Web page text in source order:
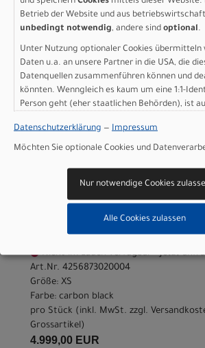
Lieferbar in ca. 5-8 Werktagen
Art.Nr. 4256873020010
Farbe: carbon black
pro Stück (inkl. MwSt. zzgl.
Grossartikel
4.999,00 EUR
Scott Addict
carbon black - XS
Modelljahr 2026
Nicht im Laden verfügbar - Jetzt
Art.Nr. 4256873020004
Größe: XS
Farbe: carbon black
pro Stück (inkl. MwSt. zzgl.
Grossartikel)
4.999,00 EUR
Betrieb der Website und aus
unbedingt notwendig, andere sind optional.
Unter Nutzung optionaler Cookies
Daten u.a. an unsere Partner in die USA, die
Datenquellen zusammenführen können und
könnten. Wenngleich es kaum um eine 1:1-
Person geht (eher staatlichen Behörden), ist
sind wie bei uns in der Europäischen Union.
Datenschutzerklärung — Impressum
Möchten Sie optionale Cookies und
Nur notwendige Cookies
Alle Cookies zulassen